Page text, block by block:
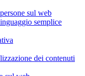
sul web
semplice
dei contenuti